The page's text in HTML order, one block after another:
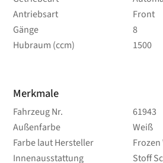
Antriebsart
Front
Gänge
8
Hubraum (ccm)
1500
Merkmale
Fahrzeug Nr.
61943
Außenfarbe
Weiß
Farbe laut Hersteller
Innenausstattung
Stoff